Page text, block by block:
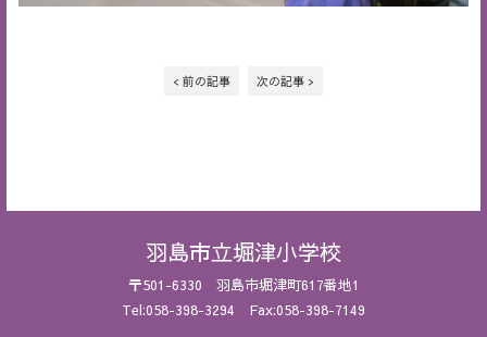
< 前の記事 次の記事 >
羽島市立堀津小学校
〒501-6330 羽島市堀津町617番地1
Tel:058-398-3294 Fax:058-398-7149